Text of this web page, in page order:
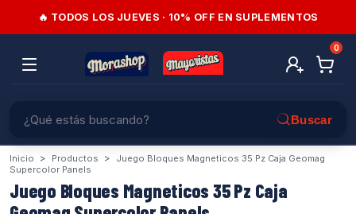
🔥 TODOS LOS JUEVES · 10% OFF EN SUPLEMENTOS
0
Inicio > Productos >
Juego Bloques Magneticos 35 Pz Caja Geomag
Supercolor Panels
Juego Bloques Magneticos 35 Pz Caja